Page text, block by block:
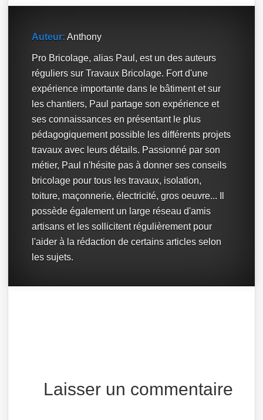
Auteur: Anthony
Pro Bricolage, alias Paul, est un des auteurs
réguliers sur Travaux Bricolage. Fort d'une
expérience importante dans le bâtiment et sur
les chantiers, Paul partage son expérience et
ses connaissances en présentant le plus
pédagogiquement possible les différents projets
travaux avec leurs détails. Passionné par son
métier, Paul n'hésite pas à donner ses conseils
bricolage pour tous les travaux, isolation,
toiture, maçonnerie, électricité, gros oeuvre... Il
possède également un large réseau d'amis
artisans et les sollicitent régulièrement pour
l'aider à la rédaction de certains articles selon
les sujets.
Laisser un commentaire